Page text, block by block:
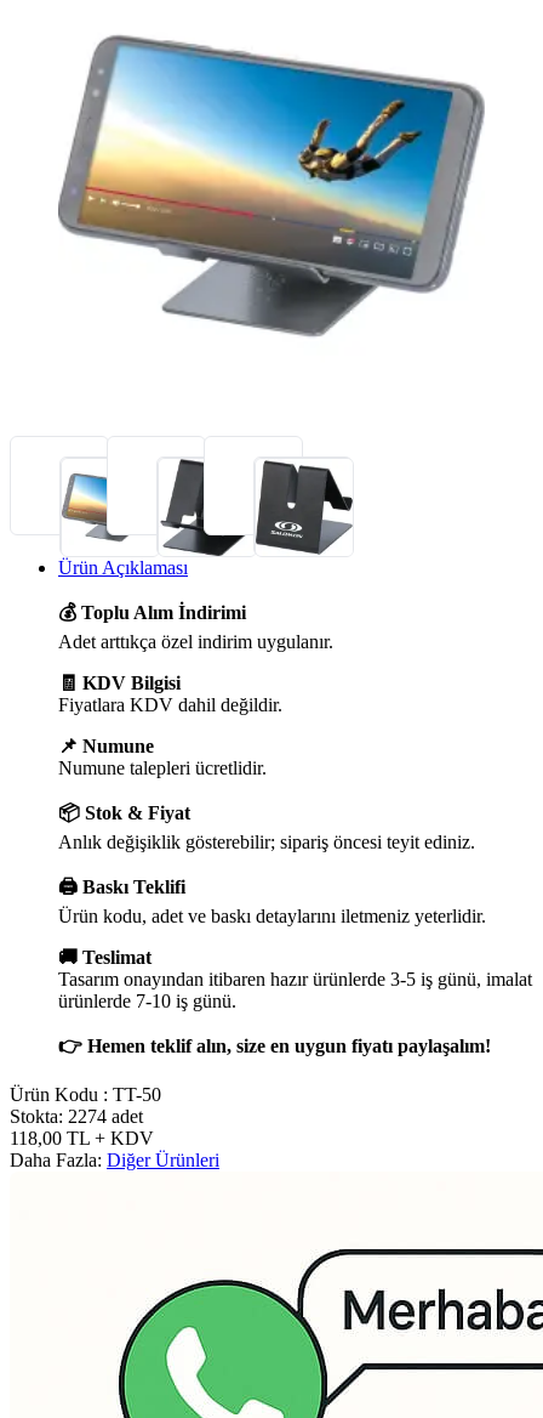
Ürün Açıklaması
💰 Toplu Alım İndirimi
Adet arttıkça özel indirim uygulanır.
🧾 KDV Bilgisi
Fiyatlara KDV dahil değildir.
📌 Numune
Numune talepleri ücretlidir.
📦 Stok & Fiyat
Anlık değişiklik gösterebilir; sipariş öncesi teyit ediniz.
🖨️ Baskı Teklifi
Ürün kodu, adet ve baskı detaylarını iletmeniz yeterlidir.
🚚 Teslimat
Tasarım onayından itibaren hazır ürünlerde 3-5 iş günü, imalat
ürünlerde 7-10 iş günü.
👉 Hemen teklif alın, size en uygun fiyatı paylaşalım!
Ürün Kodu : TT-50
Stokta: 2274 adet
118,00 TL + KDV
Daha Fazla: Diğer Ürünleri